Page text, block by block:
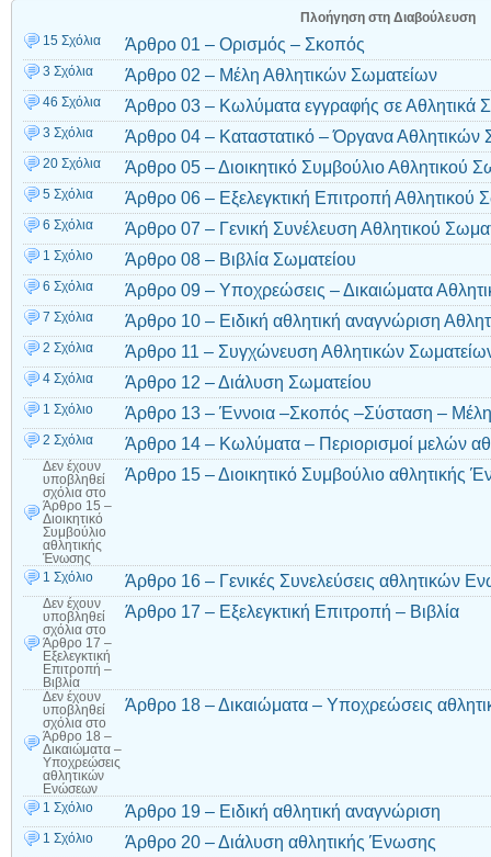
Πλοήγηση στη Διαβούλευση
15 Σχόλια
Άρθρο 01 – Ορισμός – Σκοπός
3 Σχόλια Άρθρο 02 – Μέλη Αθλητικών Σωματείων
46 Σχόλια Άρθρο 03 – Κωλύματα εγγραφής σε Αθλητικά
3 Σχόλια Άρθρο 04 – Καταστατικό – Όργανα Αθλητικών
20 Σχόλια Άρθρο 05 – Διοικητικό Συμβούλιο Αθλητικού
5 Σχόλια Άρθρο 06 – Εξελεγκτική Επιτροπή Αθλητικού
6 Σχόλια Άρθρο 07 – Γενική Συνέλευση Αθλητικού
1 Σχόλιο Άρθρο 08 – Βιβλία Σωματείου
6 Σχόλια Άρθρο 09 – Υποχρεώσεις – Δικαιώματα
7 Σχόλια Άρθρο 10 – Ειδική αθλητική αναγνώριση
2 Σχόλια Άρθρο 11 – Συγχώνευση Αθλητικών
4 Σχόλια Άρθρο 12 – Διάλυση Σωματείου
1 Σχόλιο Άρθρο 13 – Έννοια –Σκοπός –Σύσταση –
2 Σχόλια Άρθρο 14 – Κωλύματα – Περιορισμοί μελών
Δεν έχουν
υποβληθεί
σχόλια στο
Άρθρο 15 –
Διοικητικό
Συμβούλιο
αθλητικής
Ένωσης
Άρθρο 15 – Διοικητικό Συμβούλιο αθλητικής
1 Σχόλιο Άρθρο 16 – Γενικές Συνελεύσεις αθλητικών
Δεν έχουν
υποβληθεί
σχόλια στο
Άρθρο 17 –
Εξελεγκτική
Επιτροπή –
Βιβλία
Άρθρο 17 – Εξελεγκτική Επιτροπή – Βιβλία
Δεν έχουν
υποβληθεί
σχόλια στο
Άρθρο 18 –
Δικαιώματα –
Υποχρεώσεις
αθλητικών
Ενώσεων
Άρθρο 18 – Δικαιώματα – Υποχρεώσεις
1 Σχόλιο Άρθρο 19 – Ειδική αθλητική αναγνώριση
1 Σχόλιο Άρθρο 20 – Διάλυση αθλητικής Ένωσης